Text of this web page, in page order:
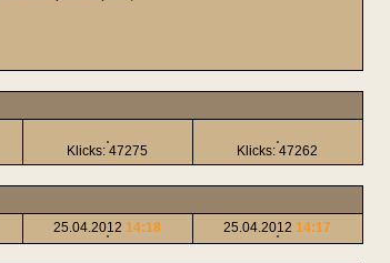
Klicks: 47275 Klicks: 47262
25.04.2012 14:18 25.04.2012 14:17